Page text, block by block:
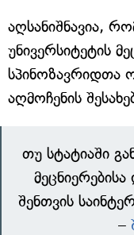
აღსანიშნავია,
უნივერსიტეტის
სპინოზავრიდთა
აღმოჩენის
თუ სტატიაში
შენთვის
–